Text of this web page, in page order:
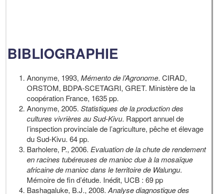
BIBLIOGRAPHIE
Anonyme, 1993,Mémento de l’Agronome. CIRAD,
ORSTOM, BDPA-SCETAGRI, GRET. Ministère de la
coopération France, 1635 pp.
Anonyme, 2005.Statistiques de la production des
cultures vivrières au Sud-Kivu. Rapport annuel de
l’inspection provinciale de l’agriculture, pêche et élevage
du Sud-Kivu. 64 pp.
Barholere, P., 2006. Evaluation de la chute de rendement
en racines tubéreuses de manioc due à la mosaïque
africaine de manioc dans le territoire de Walungu.
Mémoire de fin d’étude. Inédit, UCB : 69 pp
Bashagaluke, B.J., 2008.Analyse diagnostique des